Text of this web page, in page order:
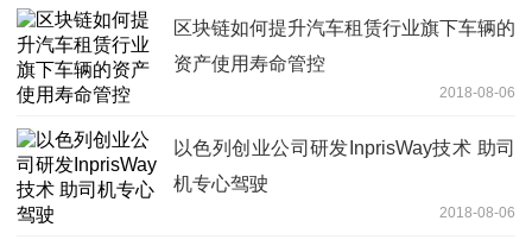
区块链如何提升汽车租赁行业旗下车辆的
资产使用寿命管控
2018-08-06
以色列创业公司研发InprisWay技术 助司
机专心驾驶
2018-08-06